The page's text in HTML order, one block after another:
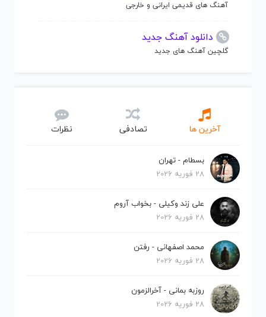
آهنگ های قدیمی ایرانی و خارجی
دانلود آهنگ جدید
گلچین آهنگ های جدید
آخرین ها تصادفی نظرات
بسطام - تهران
28 فوریه 2026
علی زند وکیلی - بخواب آروم
28 فوریه 2026
محمد اصفهانی - رفتن
28 فوریه 2026
روزبه بمانی - آخرالزمون
28 فوریه 2026